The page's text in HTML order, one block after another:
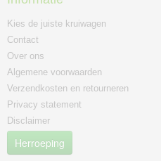
Kies de juiste kruiwagen
Contact
Over ons
Algemene voorwaarden
Verzendkosten en retourneren
Privacy statement
Disclaimer
Herroeping